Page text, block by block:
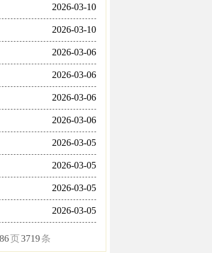
2026-03-10
2026-03-10
2026-03-06
2026-03-06
2026-03-06
2026-03-06
2026-03-05
2026-03-05
2026-03-05
2026-03-05
页3719条